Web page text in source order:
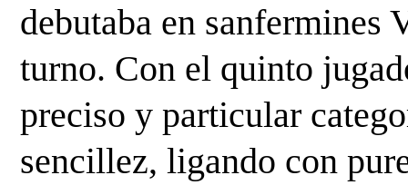
debutaba en sanfermines
turno. Con el quinto
preciso y particular
sencillez, ligando con